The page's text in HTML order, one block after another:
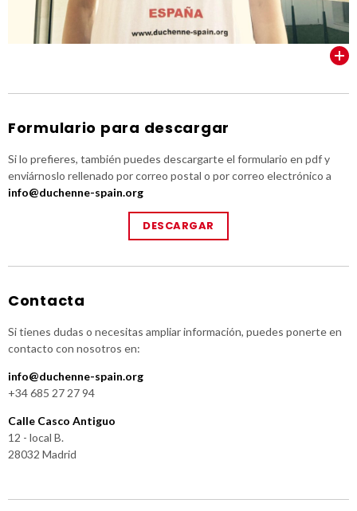
Formulario para descargar
Si lo prefieres, también puedes descargarte el formulario en pdf y
enviárnoslo rellenado por correo postal o por correo electrónico a
info@duchenne-spain.org
DESCARGAR
Contacta
Si tienes dudas o necesitas ampliar información, puedes ponerte en
contacto con nosotros en:
info@duchenne-spain.org
+34 685 27 27 94
Calle Casco Antiguo
12 - local B.
28032 Madrid